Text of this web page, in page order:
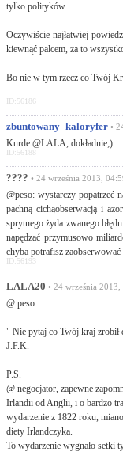
tylko polityków.
Oczywiście najłatwiej
kiewnąć palcem, za to
Bo nie w tym rzecz co Twój
ID:56186
zbuntowany_kaloryfer •
Kurde @LALA, dokładnie;)
ID:56188
???? • 24 września 2013,
@peso: wystarczy popatrzeć
pachną cichąobserwacją i
sprytnego żyda zwanego
napędzać przymusowo
chyba potrafisz zaobserwować
ID:56193
LALA20 • 24 września 2013,
@ peso
" Nie pytaj co Twój kraj zrobił
J.F.K.
P.S.
@ negocjator, zapewne
Irlandii od Anglii, i o bardzo
wydarzenie z 1822 roku,
diety Irlandczyka.
To wydarzenie wygnało setki